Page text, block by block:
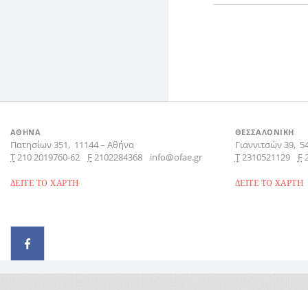
ΑΘΗΝΑ
Πατησίων 351, 11144– Αθήνα
Τ210 2019760-62 F2102284368 info@ofae.gr
ΔΕΙΤΕ ΤΟ ΧΑΡΤΗ
ΘΕΣΣΑΛΟΝΙΚΗ
Γιαννιτσών 39,
Τ2310521129 F
ΔΕΙΤΕ ΤΟ ΧΑΡΤΗ